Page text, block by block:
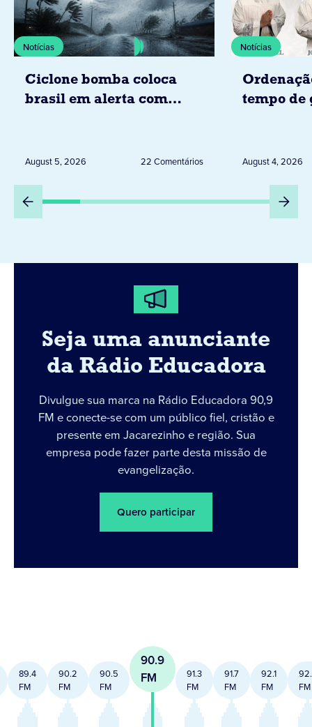
Notícias
Ciclone bomba coloca
brasil em alerta com
dias 6 e 8 de agosto
August 5, 2026 22 Comentários
Notícias
tempo de
August 4, 2026
Seja uma anunciante
da Rádio Educadora
Divulgue sua marca na Rádio Educadora 90,9
FM e conecte-se com um público fiel, cristão e
presente em Jacarezinho e região. Sua
empresa pode fazer parte desta missão de
evangelização.
Quero participar
89.4
FM
90.2
FM
90.5
FM
90.9
FM
91.3
FM
91.7
FM
92.1
FM
FM